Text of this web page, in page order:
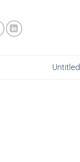
Untitled